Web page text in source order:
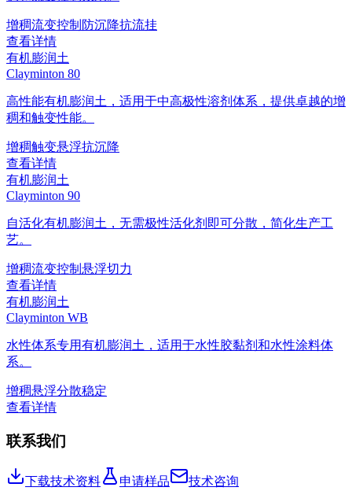
增稠流变控制 防沉降抗流挂
查看详情
有机膨润土
Clayminton 80
高性能有机膨润土，适用于中高极性溶剂体系，提供卓越的增
稠和触变性能。
增稠触变悬浮抗沉降
查看详情
有机膨润土
Clayminton 90
自活化有机膨润土，无需极性活化剂即可分散，简化生产工
艺。
增稠流变控制 悬浮切力
查看详情
有机膨润土
Clayminton WB
水性体系专用有机膨润土，适用于水性胶黏剂和水性涂料体
系。
增稠悬浮分散稳定
查看详情
联系我们
下载技术资料 申请样品 技术咨询